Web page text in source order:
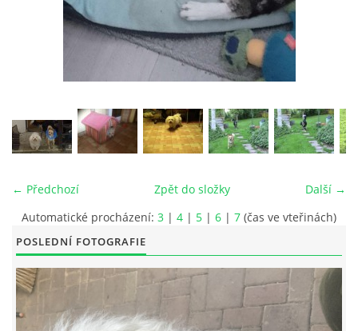
← Předchozí Další →
Zpět do složky
Automatické procházení: 3 | 4 | 5 | 6 | 7 (čas ve vteřinách)
POSLEDNÍ FOTOGRAFIE